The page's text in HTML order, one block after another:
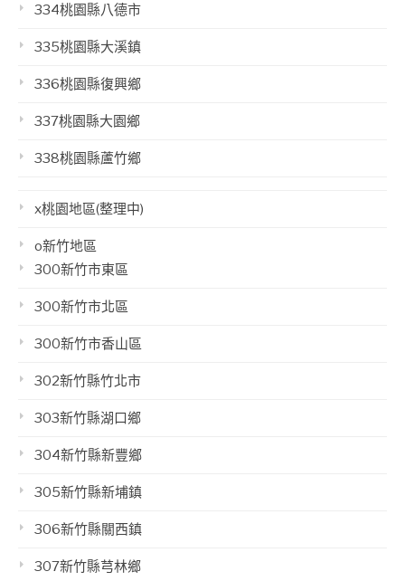
334桃園縣八德市
335桃園縣大溪鎮
336桃園縣復興鄉
337桃園縣大園鄉
338桃園縣蘆竹鄉
x桃園地區(整理中)
o新竹地區
300新竹市東區
300新竹市北區
300新竹市香山區
302新竹縣竹北市
303新竹縣湖口鄉
304新竹縣新豐鄉
305新竹縣新埔鎮
306新竹縣關西鎮
307新竹縣芎林鄉